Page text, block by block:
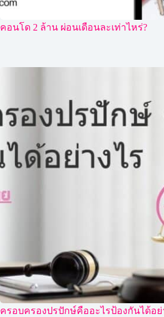
คอนโด 2 ล้าน ผ่อนเดือนละเท่าไหร่?
ครอบครองปรปักษ์คืออะไรป้องกันได้อ